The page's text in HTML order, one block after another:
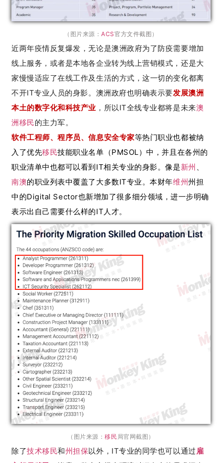
（图片来源：ACS官方文件截图 ）
近两年疫情反复爆发，无论是澳洲政府为了防疫需要增加
线上服务，或者是本地各企业转为线上营销模式，还是大
家慢慢适应了在线工作及生活的方式，这一切的变化都离
不开IT专业人员的身影。澳洲政府也明确表示要发展澳洲
本土的数字化和科技产业 ，所以IT全线专业都将是未来澳
洲移民的主力军。
软件工程师、程序员、信息安全专家等热门职业也都被纳
入了优先移民技能职业名单（PMSOL）中，并且在各州的
职业清单中也都可以看到IT相关专业的身影。像是新州 、
南澳的职业列表中覆盖了大多数IT专业。本财年维州州担
中的Digital Sector也新增加了很多细分领域，进一步明确
表示出自己需要什么样的IT人才。
（图片来源：移民 局官网截图）
除了技术移民和州担保以外，IT专业的同学也可以通过雇